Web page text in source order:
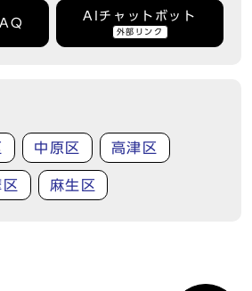
AIチャットボット
外部リンク
中原区 高津区
麻生区